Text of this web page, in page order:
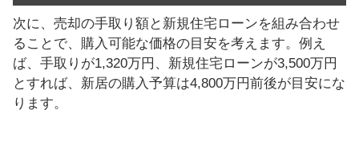
次に、売却の手取り額と新規住宅ローンを組み合わせ
ることで、購入可能な価格の目安を考えます。例え
ば、手取りが1,320万円、新規住宅ローンが3,500万円
とすれば、新居の購入予算は4,800万円前後が目安にな
ります。